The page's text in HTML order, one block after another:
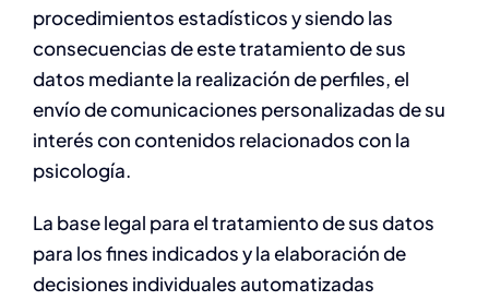
procedimientos estadísticos y siendo las
consecuencias de este tratamiento de sus
datos mediante la realización de perfiles, el
envío de comunicaciones personalizadas de su
interés con contenidos relacionados con la
psicología.
La base legal para el tratamiento de sus datos
para los fines indicados y la elaboración de
decisiones individuales automatizadas